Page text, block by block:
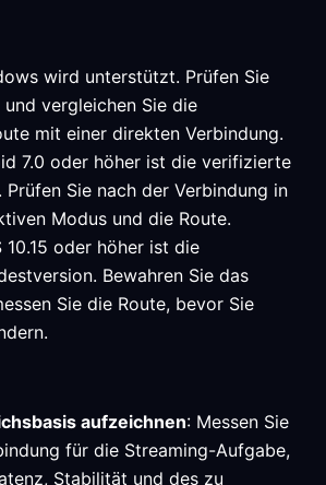
wird unterstützt. Prüfen Sie
vergleichen Sie die
mit einer direkten Verbindung.
7.0 oder höher ist die verifizierte
Prüfen Sie nach der Verbindung in
Modus und die Route.
10.15 oder höher ist die
Bewahren Sie das
Sie die Route, bevor Sie
aufzeichnen: Messen Sie
für die Streaming-Aufgabe,
Stabilität und des zu